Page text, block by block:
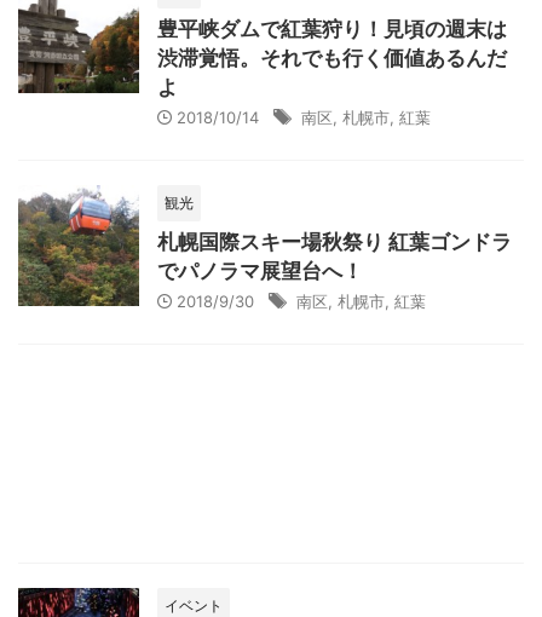
豊平峡ダムで紅葉狩り！見頃の週末は
渋滞覚悟。それでも行く価値あるんだ
よ
2018/10/14 南区 札幌市 紅葉
観光
札幌国際スキー場秋祭り 紅葉ゴンドラ
でパノラマ展望台へ！
2018/9/30 南区 札幌市 紅葉
イベント